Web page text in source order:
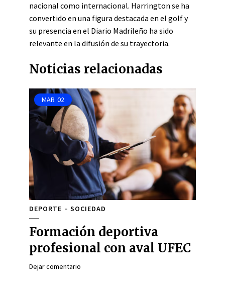
nacional como internacional. Harrington se ha
convertido en una figura destacada en el golf y
su presencia en el Diario Madrileño ha sido
relevante en la difusión de su trayectoria.
Noticias relacionadas
MAR 02
DEPORTE SOCIEDAD
Formación deportiva
profesional con aval UFEC
Dejar comentario